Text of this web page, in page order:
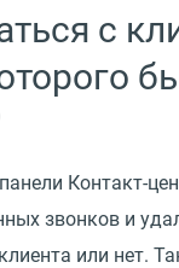
с
Контакт-
звонков и
или нет.